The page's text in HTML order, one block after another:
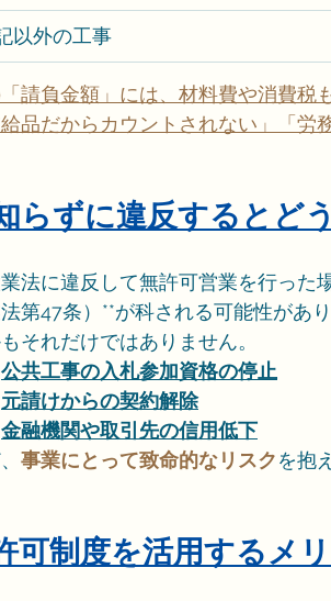
以外の工事
請負金額」には、材料費や消費税
給品だからカウントされない」「
らずに違反するとど
法に違反して無許可営業を行った
第47条）**が科される可能性があり
それだけではありません。
公共工事の入札参加資格の停止
元請けからの契約解除
金融機関や取引先の信用低下
事業にとって致命的なリスクを抱
可制度を活用するメ